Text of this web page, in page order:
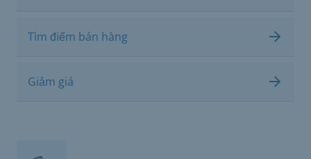
Tìm điểm bán hàng
Giảm giá